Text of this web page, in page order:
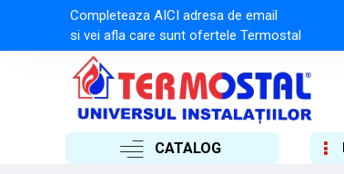
Completeaza AICI adresa de email
si vei afla care sunt ofertele Termostal
CATALOG